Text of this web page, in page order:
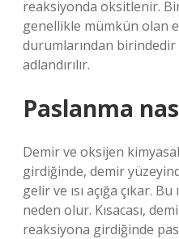
reaksiyonda oksitlenir.
genellikle mümkün olan
durumlarından
adlandırılır.
Paslanma
Demir ve oksijen
girdiğinde, demir
gelir ve ısı açığa çıkar.
neden olur. Kısacası,
reaksiyona girdiğinde